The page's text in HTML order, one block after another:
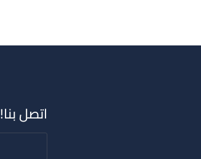
اتصل بنا!